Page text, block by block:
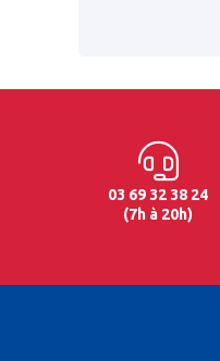
03 69 32 38 24
(7h à 20h)